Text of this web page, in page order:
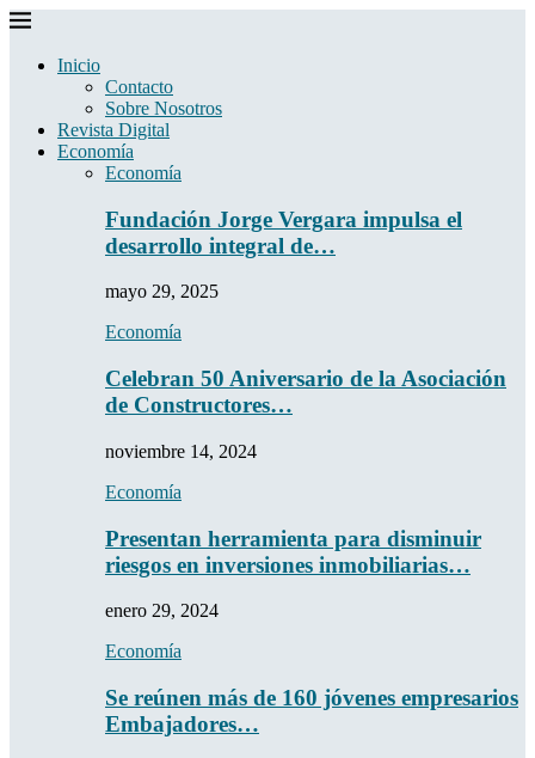
Inicio
Contacto
Sobre Nosotros
Revista Digital
Economía
Economía
Fundación Jorge Vergara impulsa el
desarrollo integral de…
mayo 29, 2025
Economía
Celebran 50 Aniversario de la Asociación
de Constructores…
noviembre 14, 2024
Economía
Presentan herramienta para disminuir
riesgos en inversiones inmobiliarias…
enero 29, 2024
Economía
Se reúnen más de 160 jóvenes empresarios
Embajadores…